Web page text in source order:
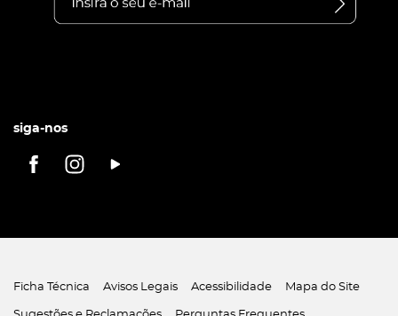
siga-nos
Ficha Técnica Avisos Legais Acessibilidade Mapa do Site